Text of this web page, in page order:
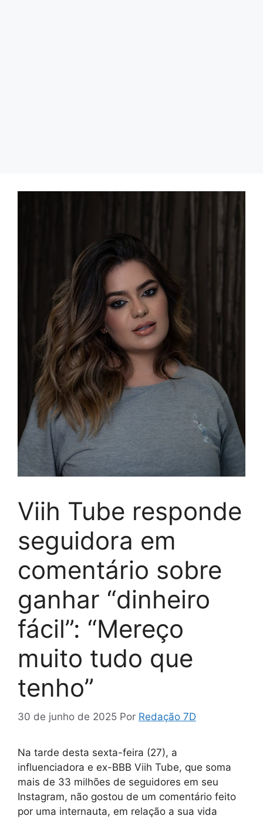
Viih Tube responde
seguidora em
comentário sobre
ganhar “dinheiro
fácil”: “Mereço
muito tudo que
tenho”
30 de junho de 2025 Por Redação 7D
Na tarde desta sexta-feira (27), a
influenciadora e ex-BBB Viih Tube, que soma
mais de 33 milhões de seguidores em seu
Instagram, não gostou de um comentário feito
por uma internauta, em relação a sua vida